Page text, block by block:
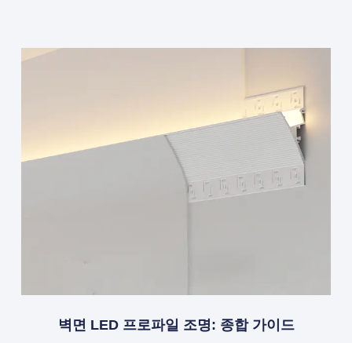
벽면 LED 프로파일 조명: 종합 가이드